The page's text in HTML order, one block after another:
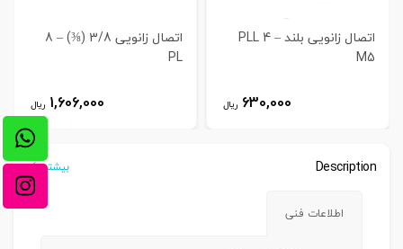
اتصال زانویی بلند PLL 4 –
M5
630,000 ریال
اتصال زانویی 3/8 (⅜) – 8
PL
1,606,000 ریال
Description بیشتر
اطلاعات فنی